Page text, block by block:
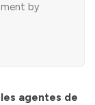
by
agentes de